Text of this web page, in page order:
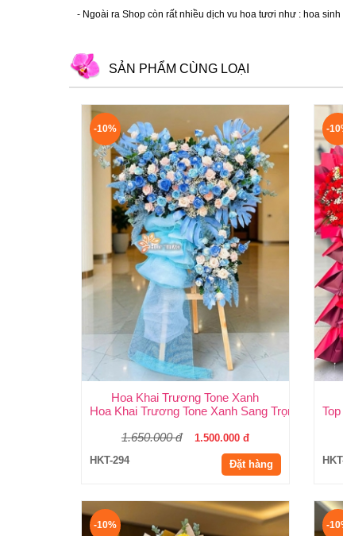
- Ngoài ra Shop còn rất nhiều dịch vu hoa tươi như : hoa sinh
SẢN PHẨM CÙNG LOẠI
-10%
Hoa Khai Trương Tone Xanh
Hoa Khai Trương Tone Xanh Sang Trọng, Độc
1.650.000 đ
1.500.000 đ
HKT-294
Đặt hàng
-
-10% -